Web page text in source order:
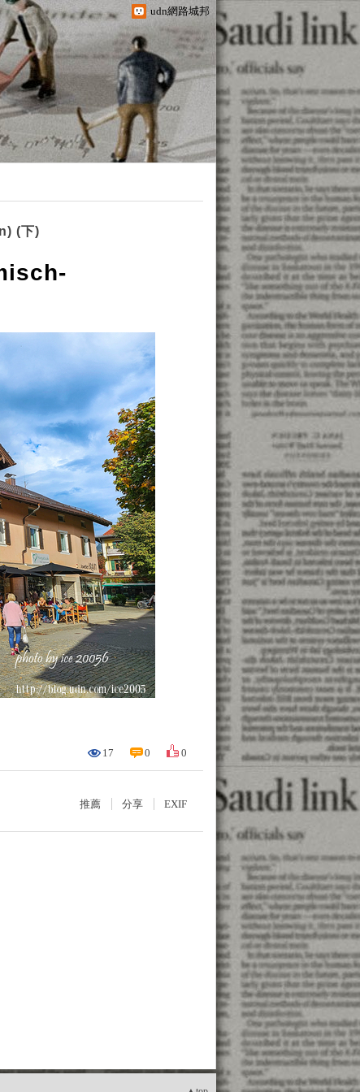
udn網路城邦
(下)
17 0 0
推薦 分享 EXIF